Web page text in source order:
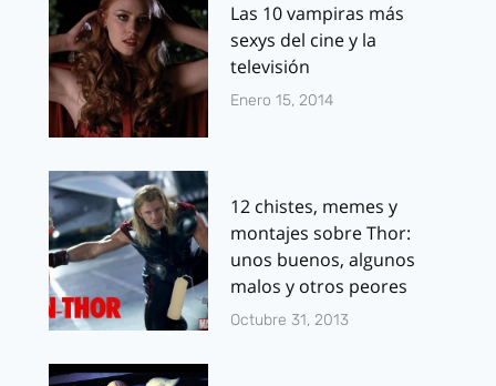
Las 10 vampiras más
sexys del cine y la
televisión
Enero 15, 2014
12 chistes, memes y
montajes sobre Thor:
unos buenos, algunos
malos y otros peores
Octubre 31, 2013